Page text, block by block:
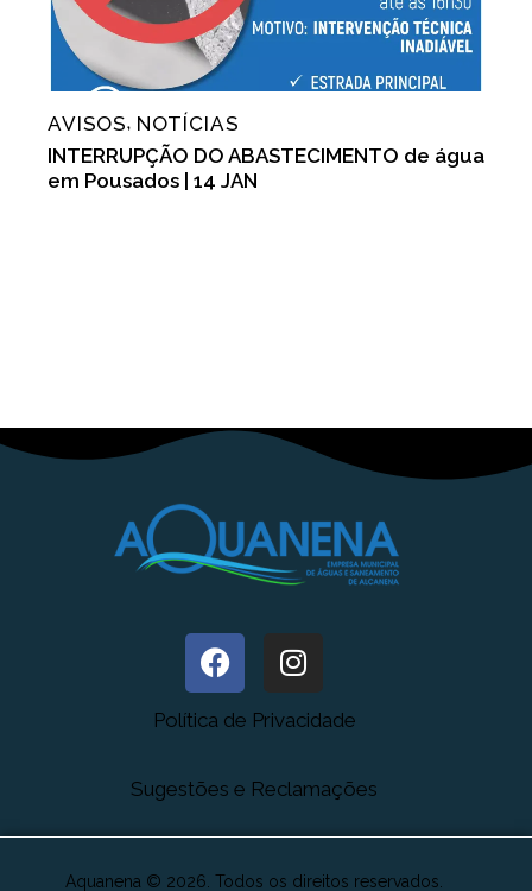
AVISOS, NOTÍCIAS
INTERRUPÇÃO DO ABASTECIMENTO de água
em Pousados | 14 JAN
Política de Privacidade
Sugestões e Reclamações
Aquanena © 2026. Todos os direitos reservados.